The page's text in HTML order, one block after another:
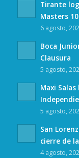
Tirante
Masters
6 agosto,
Boca
Clausura
5 agosto,
Maxi
5 agosto,
San
cierre de
4 agosto,